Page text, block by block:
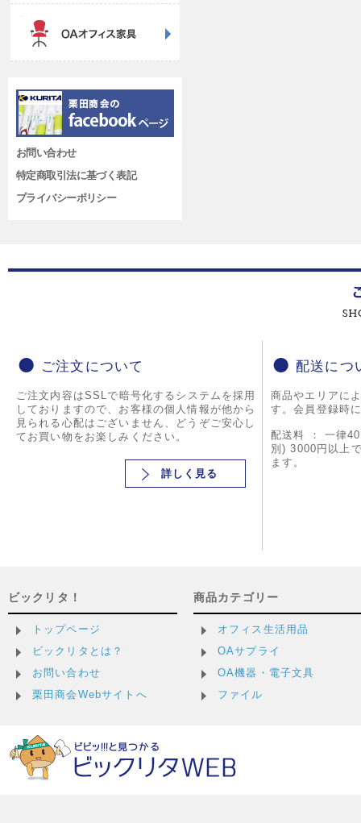
お問い合わせ
特定商取引法に基づく表記
プライバシーポリシー
ご注文について
ご注文内容はSSLで暗号化するシステムを採用
しておりますので、お客様の個人情報が他から
見られる心配はございません、どうぞご安心し
てお買い物をお楽しみください。
詳しく見る
配送につ
商品やエリアに
す。会員登録時
配送料 ： 一律
別) 3000円以上
ます。
ビックリタ！
トップページ
ビックリタとは？
お問い合わせ
栗田商会Webサイトへ
商品カテゴリー
オフィス生活用品
OAサプライ
OA機器・電子文具
ファイル